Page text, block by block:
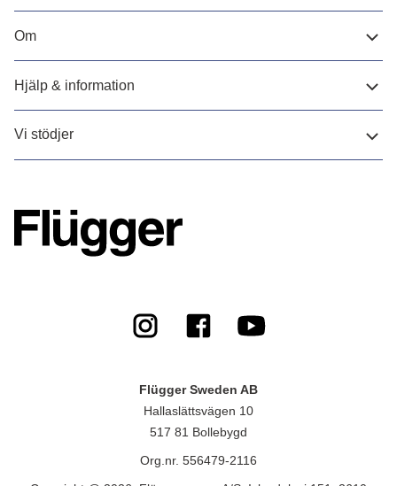
Om
Hjälp & information
Vi stödjer
Flügger Sweden AB
Hallaslättsvägen 10
517 81 Bollebygd
Org.nr. 556479-2116